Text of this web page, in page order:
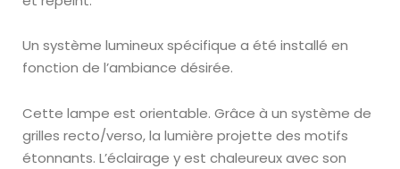
Un système lumineux spécifique a été installé en
fonction de l’ambiance désirée.
Cette lampe est orientable. Grâce à un système de
grilles recto/verso, la lumière projette des motifs
étonnants. L’éclairage y est chaleureux avec son